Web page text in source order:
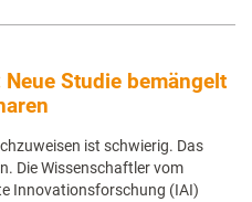
Studie bemängelt
ist schwierig. Das
Die Wissenschaftler vom
Innovationsforschung (IAI)